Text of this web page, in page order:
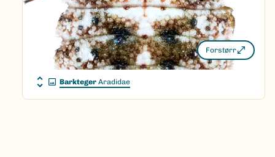
Forstørr
Barkteger Aradidae